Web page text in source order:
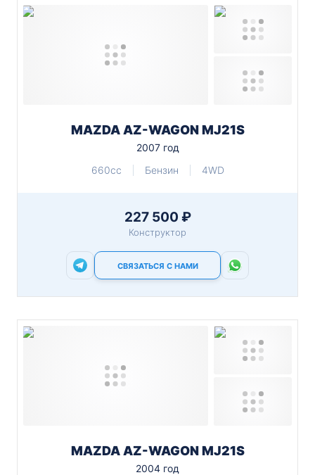
MAZDA AZ-WAGON MJ21S
2007 год
660cc
Бензин 4WD
227 500 ₽
Конструктор
СВЯЗАТЬСЯ С НАМИ
MAZDA AZ-WAGON MJ21S
2004 год